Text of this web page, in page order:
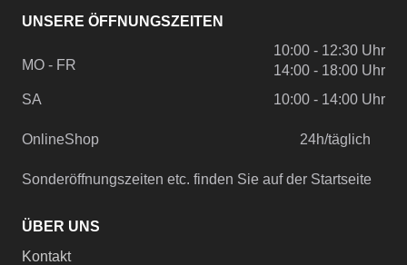
UNSERE ÖFFNUNGSZEITEN
MO - FR
10:00 - 12:30 Uhr
14:00 - 18:00 Uhr
SA
10:00 - 14:00 Uhr
OnlineShop 24h/täglich
Sonderöffnungszeiten etc. finden Sie auf der Startseite
ÜBER UNS
Kontakt